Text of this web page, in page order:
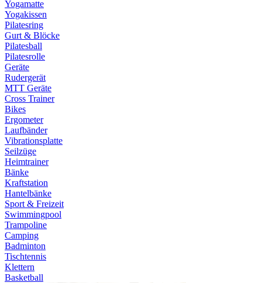
Yogamatte
Yogakissen
Pilatesring
Gurt & Blöcke
Pilatesball
Pilatesrolle
Geräte
Rudergerät
MTT Geräte
Cross Trainer
Bikes
Ergometer
Laufbänder
Vibrationsplatte
Seilzüge
Heimtrainer
Bänke
Kraftstation
Hantelbänke
Sport & Freizeit
Swimmingpool
Trampoline
Camping
Badminton
Tischtennis
Klettern
Basketball